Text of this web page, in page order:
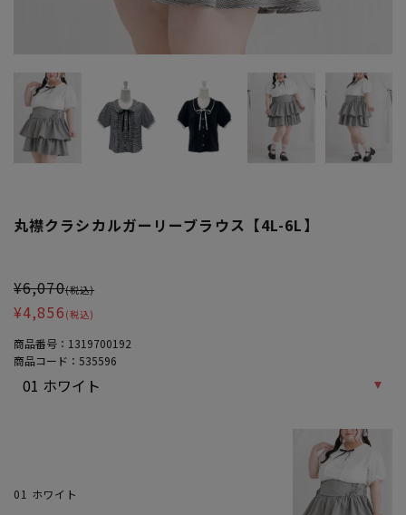
丸襟クラシカルガーリーブラウス【4L-6L】
¥6,070(税込)
¥4,856 (税込)
商品番号： 1319700192
商品コード： 535596
01 ホワイト